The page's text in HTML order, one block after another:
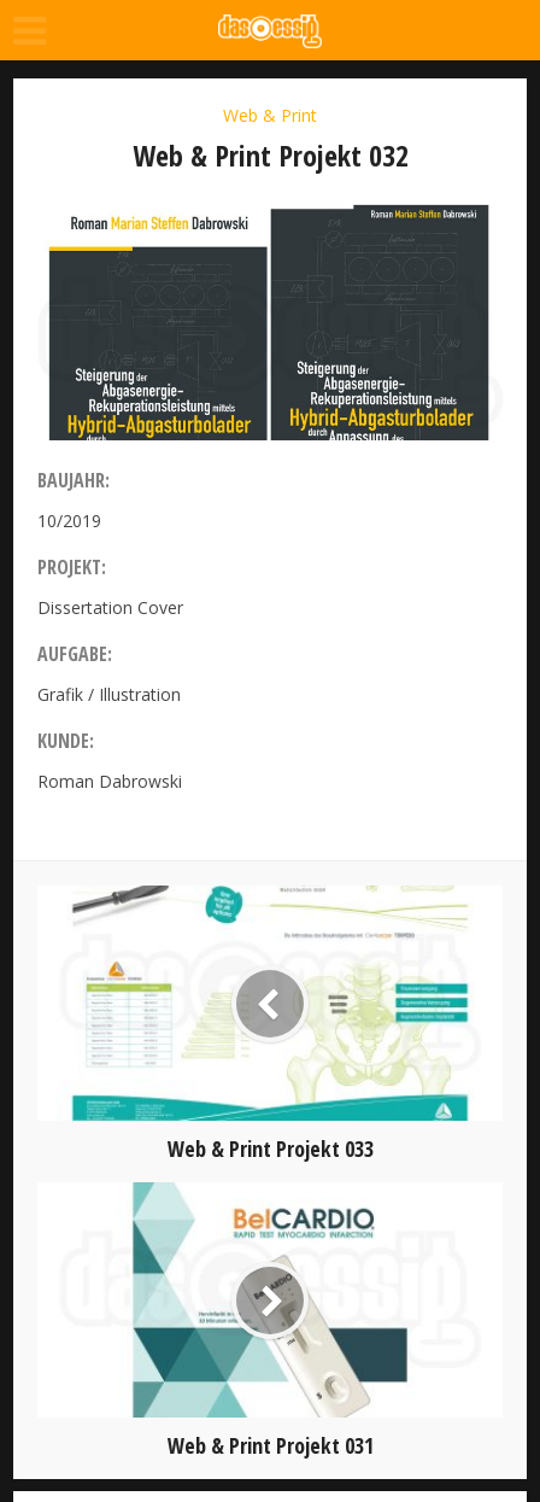
Web & Print
Web & Print Projekt 032
BAUJAHR:
10/2019
PROJEKT:
Dissertation Cover
AUFGABE:
Grafik / Illustration
KUNDE:
Roman Dabrowski
Web & Print Projekt 033
Web & Print Projekt 031